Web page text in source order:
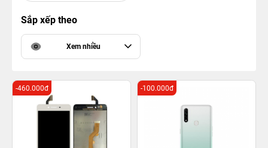
Sắp xếp theo
Xem nhiều
-460.000đ -100.000đ